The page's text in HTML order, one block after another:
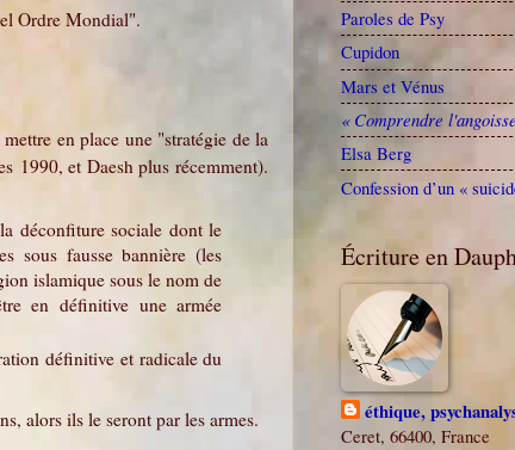
Ordre Mondial".
en place une "stratégie de la
1990, et Daesh plus récemment).
déconfiture sociale dont le
sous fausse bannière (les
islamique sous le nom de
en définitive une armée
définitive et radicale du
alors ils le seront par les armes.
Paroles de Psy
Cupidon
Mars et Vénus
« Comprendre
Elsa Berg
Confession d’un «
Écriture en
éthique,
Ceret, 66400, France